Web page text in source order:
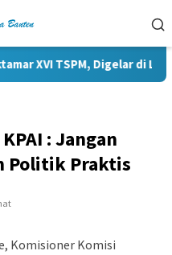
TSPM, Digelar di
: Jangan
Politik Praktis
Komisioner Komisi